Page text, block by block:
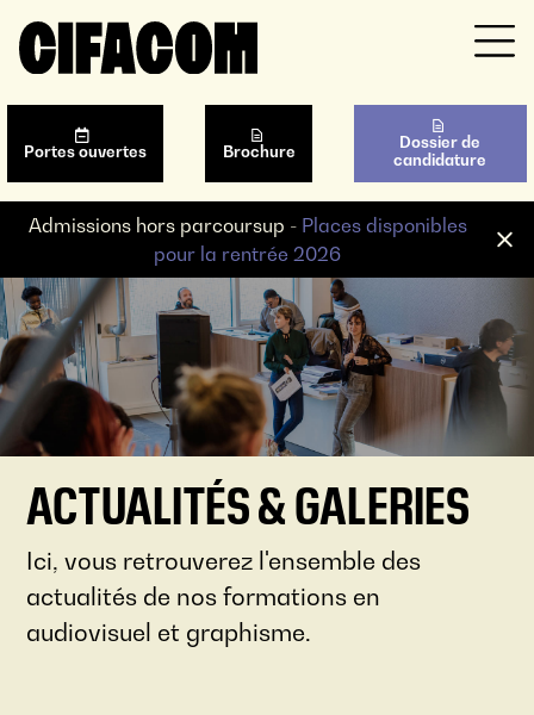
Admissions hors parcoursup - Places disponibles
pour la rentrée 2026
ACTUALITÉS & GALERIES
Ici, vous retrouverez l'ensemble des
actualités de nos formations en
audiovisuel et graphisme.
Portes ouvertes Brochure
Dossier de
candidature